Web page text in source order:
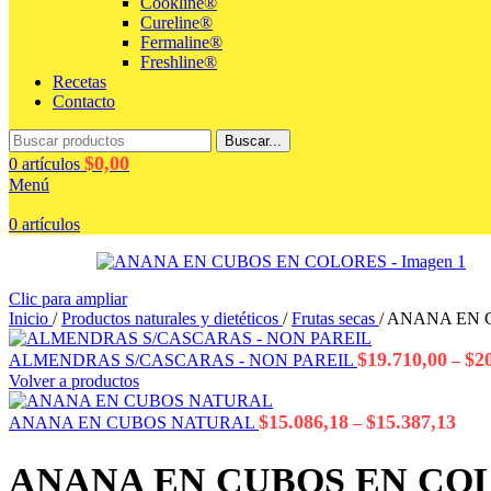
Cureline®
Fermaline®
Freshline®
Recetas
Contacto
Buscar...
0 artículos $0,00
Menú
0 artículos
Clic para ampliar
Inicio / Productos naturales y dietéticos / Frutas secas / ANANA EN
ALMENDRAS S/CASCARAS - NON PAREIL $19.710,00 – $
Volver a productos
ANANA EN CUBOS NATURAL $15.086,18 – $15.387,13
desde
ANANA EN CUBOS EN